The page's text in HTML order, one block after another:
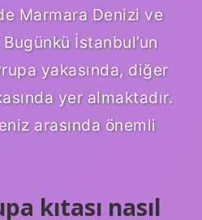
Marmara Denizi ve
İstanbul’un
yakasında, diğer
yer almaktadır.
arasında önemli
kıtası nasıl